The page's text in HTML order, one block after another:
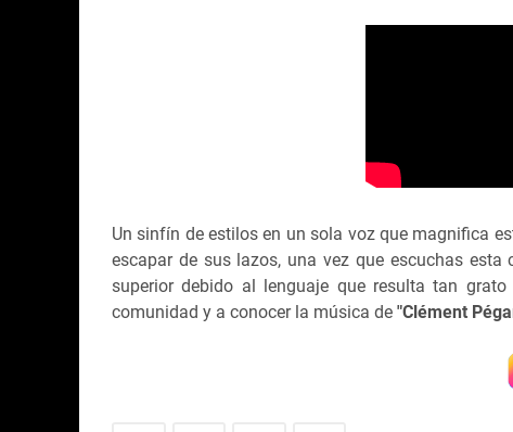
Un sinfín de estilos en un sola voz que magnifica
escapar de sus lazos, una vez que escuchas
superior debido al lenguaje que resulta tan
comunidad y a conocer la música de "Clément